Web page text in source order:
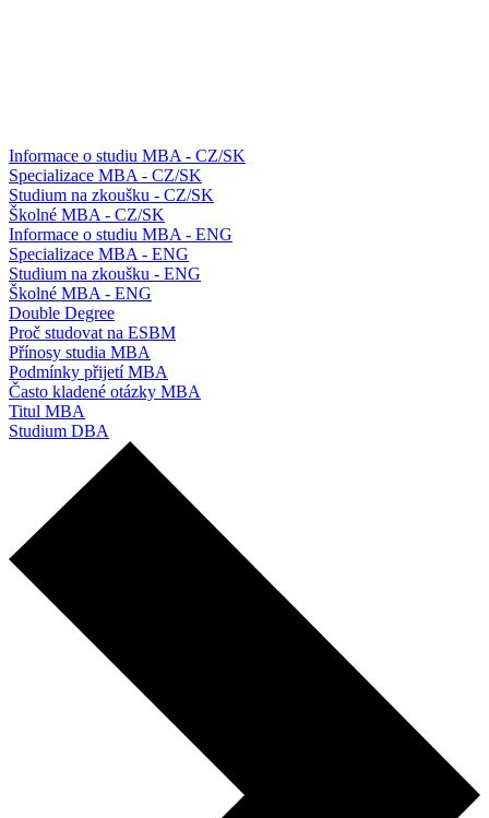
Informace o studiu MBA - CZ/SK
Specializace MBA - CZ/SK
Studium na zkoušku - CZ/SK
Školné MBA - CZ/SK
Informace o studiu MBA - ENG
Specializace MBA - ENG
Studium na zkoušku - ENG
Školné MBA - ENG
Double Degree
Proč studovat na ESBM
Přínosy studia MBA
Podmínky přijetí MBA
Často kladené otázky MBA
Titul MBA
Studium DBA